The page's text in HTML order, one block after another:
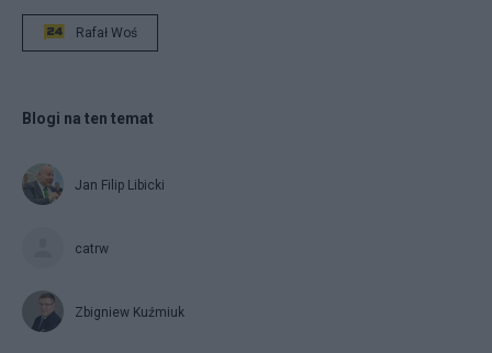
Rafał Woś
Blogi na ten temat
Jan Filip Libicki
catrw
Zbigniew Kuźmiuk